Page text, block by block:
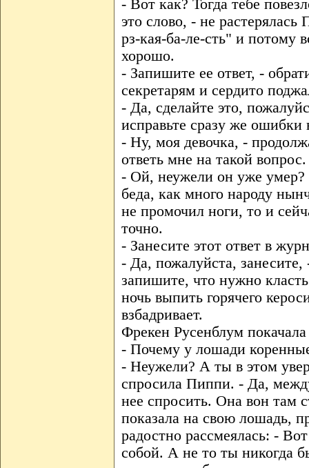
- Вот как? Тогда тебе
это слово, - не
рз-кая-ба-ле-сть" и потому
хорошо.
- Запишите ее ответ, -
секретарям и сердито
- Да, сделайте это,
исправьте сразу же ошибки
- Ну, моя девочка, -
ответь мне на такой
- Ой, неужели он уже
беда, как много народу
не промочил ноги, то и
точно.
- Занесите этот ответ в
- Да, пожалуйста,
запишите, что нужно
ночь выпить горячего
взбадривает.
Фрекен Русенблум покачала
- Почему у лошади
- Неужели? А ты в этом
спросила Пиппи. - Да,
нее спросить. Она вон там
показала на свою лошадь,
радостно рассмеялась: -
собой. А не то ты никогда